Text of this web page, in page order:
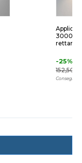
3000k
-25%
152,50 €
Consegna